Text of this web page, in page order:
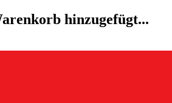
hinzugefügt...